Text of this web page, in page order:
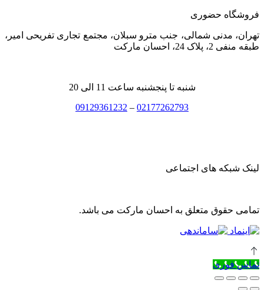
فروشگاه حضوری
تهران، مدنی شمالی، جنب مترو سبلان، مجتمع تجاری تفریحی امیر،
طبقه منفی 2، پلاک 24، احسان مارکت
شنبه تا پنجشنبه ساعت 11 الی 20
02177262793
–
09129361232
لینک شبکه های اجتماعی
تمامی حقوق متعلق به احسان مارکت می باشد.
تماس فوری